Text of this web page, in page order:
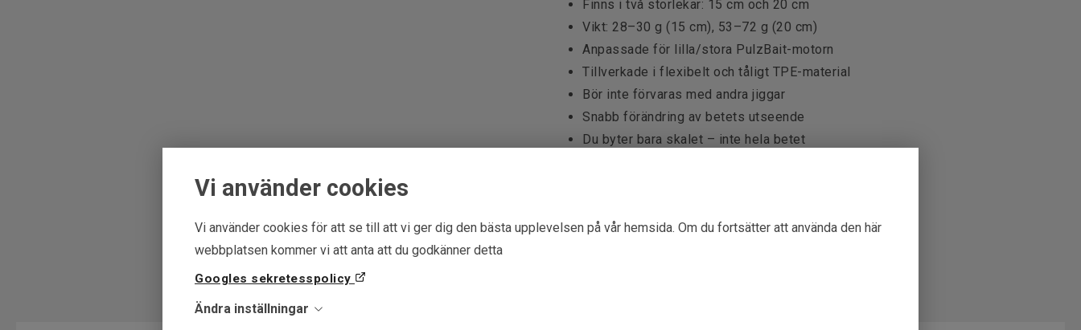
Vi använder cookies
Vi använder cookies för att se till att vi ger dig den bästa upplevelsen på vår hemsida. Om du fortsätter att använda den här
webbplatsen kommer vi att anta att du godkänner detta
Googles sekretesspolicy
Ändra inställningar
Finns i två storlekar: 15 cm och 20 cm
Vikt: 28–30 g (15 cm), 53–72 g (20 cm)
Anpassade för lilla/stora PulzBait-motorn
Tillverkade i flexibelt och tåligt TPE-material
Bör inte förvaras med andra jiggar
Snabb förändring av betets utseende
Du byter bara skalet – inte hela betet